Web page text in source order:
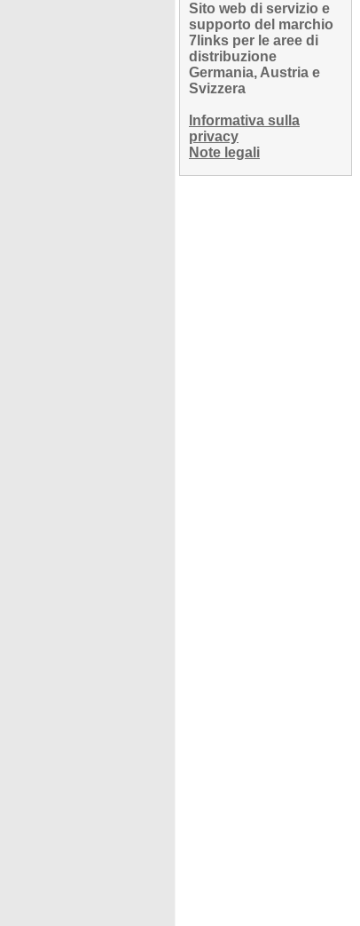
Sito web di servizio e
supporto del marchio
7links per le aree di
distribuzione
Germania, Austria e
Svizzera
Informativa sulla
privacy
Note legali